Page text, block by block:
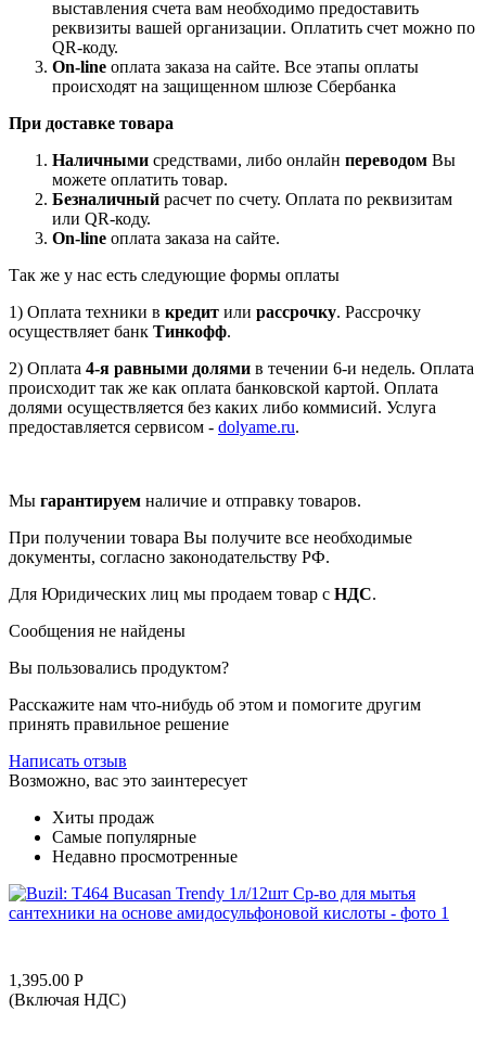
выставления счета вам необходимо предоставить
реквизиты вашей организации. Оплатить счет можно по
QR-коду.
On-line оплата заказа на сайте. Все этапы оплаты
происходят на защищенном шлюзе Сбербанка
При доставке товара
Наличными средствами, либо онлайн переводом Вы
можете оплатить товар.
Безналичный расчет по счету. Оплата по реквизитам
или QR-коду.
On-line оплата заказа на сайте.
Так же у нас есть следующие формы оплаты
1) Оплата техники в кредит или рассрочку. Рассрочку
осуществляет банк Тинкофф.
2) Оплата 4-я равными долями в течении 6-и недель. Оплата
происходит так же как оплата банковской картой. Оплата
долями осуществляется без каких либо коммисий. Услуга
предоставляется сервисом - dolyame.ru.
Мы гарантируем наличие и отправку товаров.
При получении товара Вы получите все необходимые
документы, согласно законодательству РФ.
Для Юридических лиц мы продаем товар с НДС.
Сообщения не найдены
Вы пользовались продуктом?
Расскажите нам что-нибудь об этом и помогите другим
принять правильное решение
Написать отзыв
Возможно, вас это заинтересует
Хиты продаж
Самые популярные
Недавно просмотренные
1,395.00 Р
(Включая НДС)